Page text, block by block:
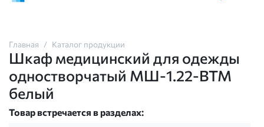
Главная Каталог продукции
Шкаф медицинский для одежды
одностворчатый МШ-1.22-ВТМ
белый
Товар встречается в разделах: